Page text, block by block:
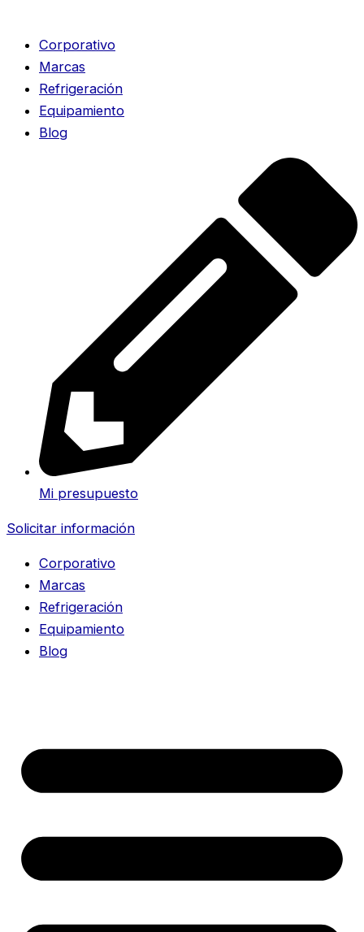
Corporativo
Marcas
Refrigeración
Equipamiento
Blog
Mi presupuesto
Solicitar información
Corporativo
Marcas
Refrigeración
Equipamiento
Blog